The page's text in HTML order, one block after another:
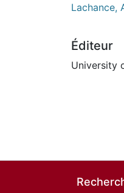
Lachance,
Éditeur
University